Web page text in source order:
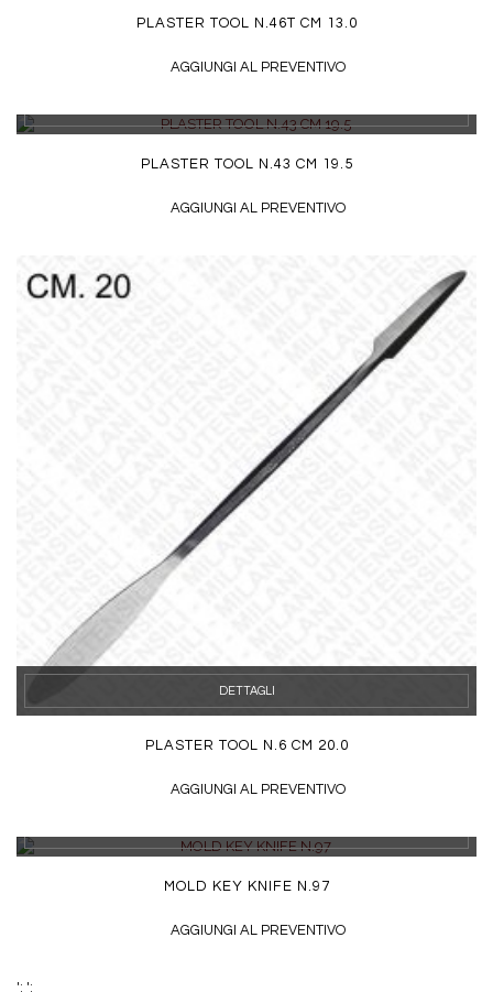
PLASTER TOOL N.46T CM 13.0
AGGIUNGI AL PREVENTIVO
PLASTER TOOL N.43 CM 19.5
AGGIUNGI AL PREVENTIVO
DETTAGLI
PLASTER TOOL N.6 CM 20.0
AGGIUNGI AL PREVENTIVO
MOLD KEY KNIFE N.97
AGGIUNGI AL PREVENTIVO
'; ';